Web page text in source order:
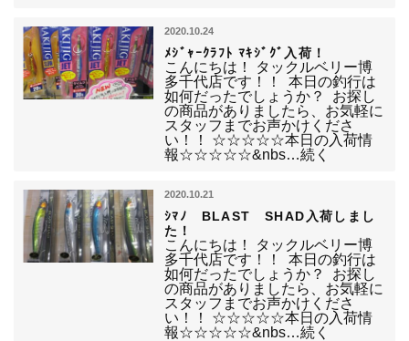
2020.10.24
ﾒｼﾞｬｰｸﾗﾌﾄ ﾏｷｼﾞｸﾞ入荷！
こんにちは！ タックルベリー博
多千代店です！！ 本日の釣行は
如何だったでしょうか？ お探し
の商品がありましたら、お気軽に
スタッフまでお声かけくださ
い！！ ☆☆☆☆☆本日の入荷情
報☆☆☆☆☆&nbs…続く
2020.10.21
ｼﾏﾉ BLAST SHAD入荷しまし
た！
こんにちは！ タックルベリー博
多千代店です！！ 本日の釣行は
如何だったでしょうか？ お探し
の商品がありましたら、お気軽に
スタッフまでお声かけくださ
い！！ ☆☆☆☆☆本日の入荷情
報☆☆☆☆☆&nbs…続く